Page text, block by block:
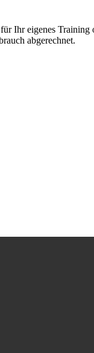
Ihr eigenes
abgerechnet.